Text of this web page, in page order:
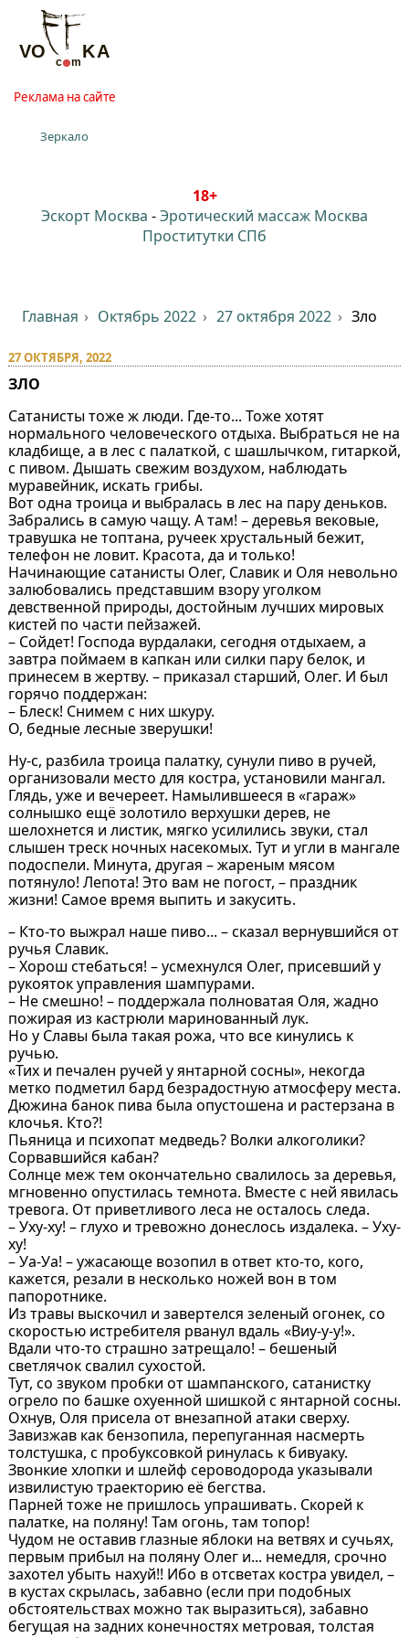
Реклама на сайте
Зеркало
18+
Эскорт Москва -Эротический массаж Москва
Проститутки СПб
Главная Октябрь 2022 27 октября 2022 Зло
27 ОКТЯБРЯ, 2022
ЗЛО
Сатанисты тоже ж люди. Где-то... Тоже хотят
нормального человеческого отдыха. Выбраться не на
кладбище, а в лес с палаткой, с шашлычком, гитаркой,
с пивом. Дышать свежим воздухом, наблюдать
муравейник, искать грибы.
Вот одна троица и выбралась в лес на пару деньков.
Забрались в самую чащу. А там! – деревья вековые,
травушка не топтана, ручеек хрустальный бежит,
телефон не ловит. Красота, да и только!
Начинающие сатанисты Олег, Славик и Оля невольно
залюбовались представшим взору уголком
девственной природы, достойным лучших мировых
кистей по части пейзажей.
– Сойдет! Господа вурдалаки, сегодня отдыхаем, а
завтра поймаем в капкан или силки пару белок, и
принесем в жертву. – приказал старший, Олег. И был
горячо поддержан:
– Блеск! Снимем с них шкуру.
О, бедные лесные зверушки!
Ну-с, разбила троица палатку, сунули пиво в ручей,
организовали место для костра, установили мангал.
Глядь, уже и вечереет. Намылившееся в «гараж»
солнышко ещё золотило верхушки дерев, не
шелохнется и листик, мягко усилились звуки, стал
слышен треск ночных насекомых. Тут и угли в мангале
подоспели. Минута, другая – жареным мясом
потянуло! Лепота! Это вам не погост, – праздник
жизни! Самое время выпить и закусить.
– Кто-то выжрал наше пиво... – сказал вернувшийся от
ручья Славик.
– Хорош стебаться! – усмехнулся Олег, присевший у
рукояток управления шампурами.
– Не смешно! – поддержала полноватая Оля, жадно
пожирая из кастрюли маринованный лук.
Но у Славы была такая рожа, что все кинулись к
ручью.
«Тих и печален ручей у янтарной сосны», некогда
метко подметил бард безрадостную атмосферу места.
Дюжина банок пива была опустошена и растерзана в
клочья. Кто?!
Пьяница и психопат медведь? Волки алкоголики?
Сорвавшийся кабан?
Солнце меж тем окончательно свалилось за деревья,
мгновенно опустилась темнота. Вместе с ней явилась
тревога. От приветливого леса не осталось следа.
– Уху-ху! – глухо и тревожно донеслось издалека. – Уху-
ху!
– Уа-Уа! – ужасающе возопил в ответ кто-то, кого,
кажется, резали в несколько ножей вон в том
папоротнике.
Из травы выскочил и завертелся зеленый огонек, со
скоростью истребителя рванул вдаль «Виу-у-у!».
Вдали что-то страшно затрещало! – бешеный
светлячок свалил сухостой.
Тут, со звуком пробки от шампанского, сатанистку
огрело по башке охуенной шишкой с янтарной сосны.
Охнув, Оля присела от внезапной атаки сверху.
Завизжав как бензопила, перепуганная насмерть
толстушка, с пробуксовкой ринулась к бивуаку.
Звонкие хлопки и шлейф сероводорода указывали
извилистую траекторию её бегства.
Парней тоже не пришлось упрашивать. Скорей к
палатке, на поляну! Там огонь, там топор!
Чудом не оставив глазные яблоки на ветвях и сучьях,
первым прибыл на поляну Олег и... немедля, срочно
захотел убыть нахуй!! Ибо в отсветах костра увидел, –
в кустах скрылась, забавно (если при подобных
обстоятельствах можно так выразиться), забавно
бегущая на задних конечностях метровая, толстая